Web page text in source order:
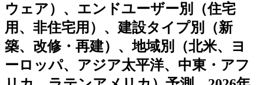
ウェア）、エンドユーザー別（住宅
用、非住宅用）、建設タイプ別（新
築、改修・再建）、地域別（北米、ヨ
ーロッパ、アジア太平洋、中東・アフ